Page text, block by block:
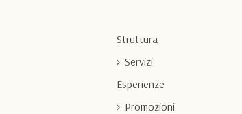
Struttura
Servizi
Esperienze
Promozioni